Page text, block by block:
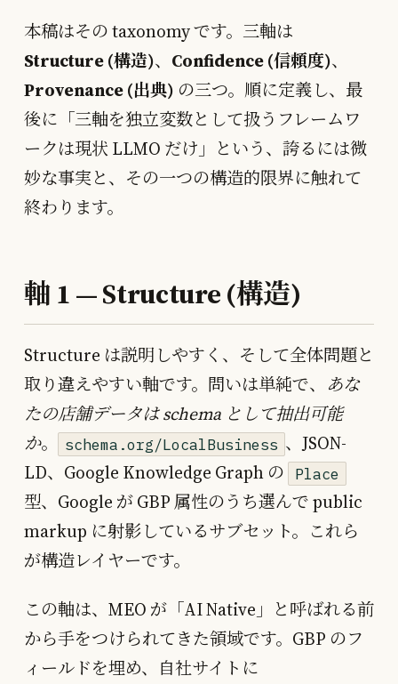
本稿はその taxonomy です。三軸は
Structure (構造)、 Confidence (信頼度)、
Provenance (出典) の三つ。順に定義し、最
後に「三軸を独立変数として扱うフレームワ
ークは現状 LLMO だけ」という、誇るには微
妙な事実と、その一つの構造的限界に触れて
終わります。
軸 1 — Structure (構造)
Structure は説明しやすく、そして全体問題と
取り違えやすい軸です。問いは単純で、
あな
たの店舗データは schema として抽出可能
か。 schema.org/LocalBusiness 、JSON-
LD、Google Knowledge Graph の
Place
型、Google が GBP 属性のうち選んで public
markup に射影しているサブセット。これら
が構造レイヤーです。
この軸は、MEO が「AI Native」と呼ばれる前
から手をつけられてきた領域です。GBP のフ
ィールドを埋め、自社サイトに